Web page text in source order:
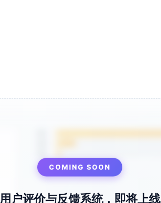
COMING SOON
用户评价与反馈系统，即将上线